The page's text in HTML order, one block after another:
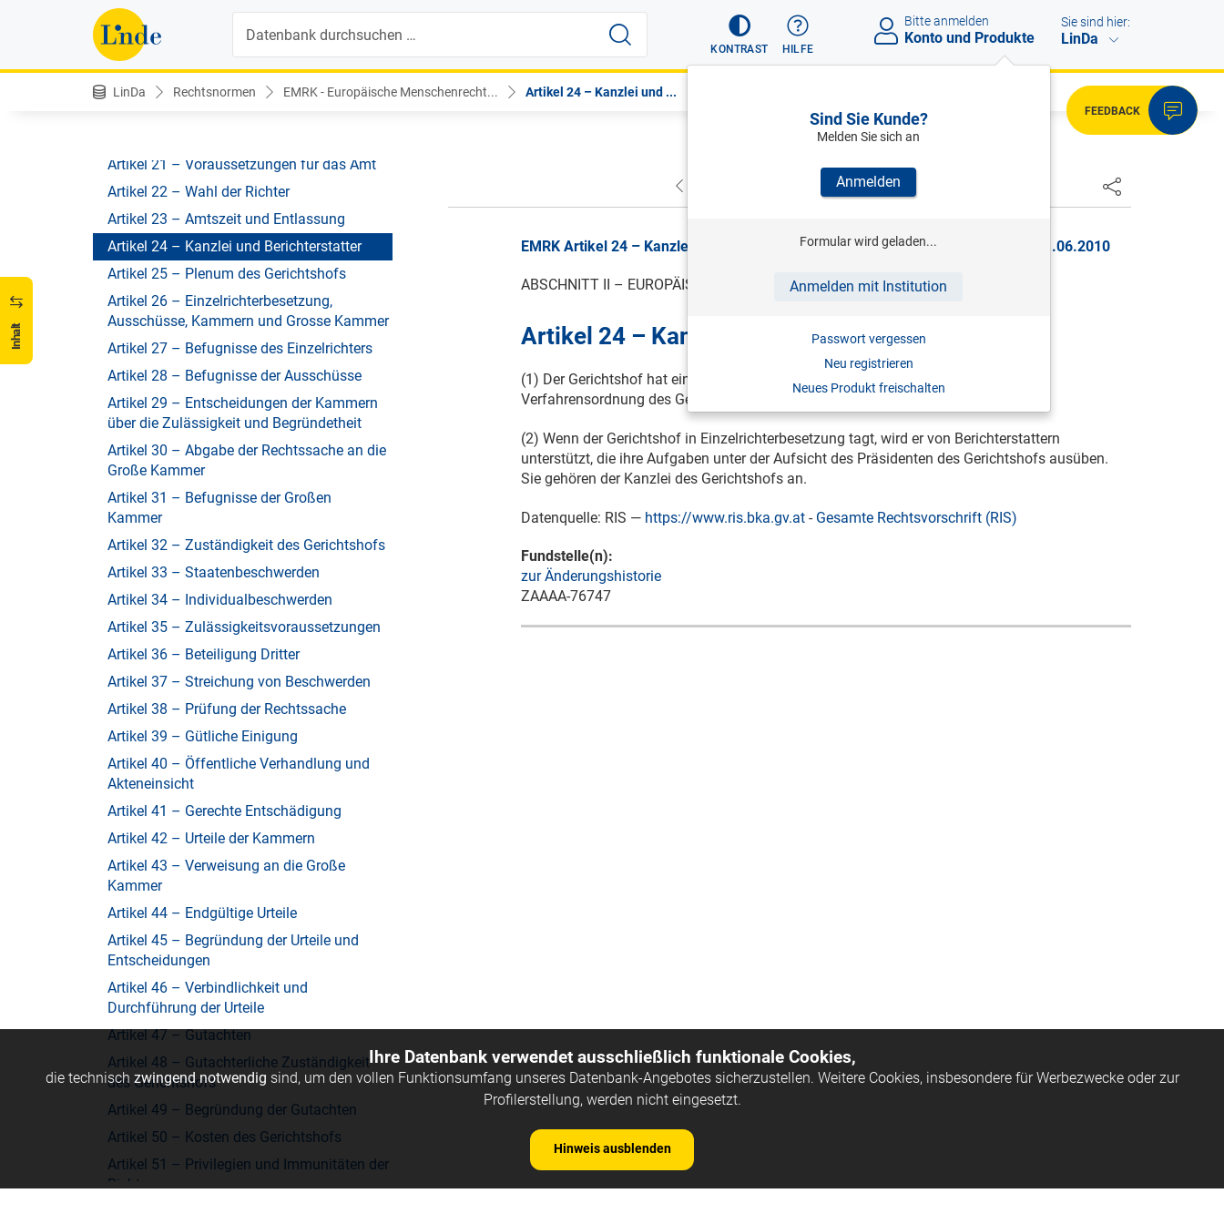
KONTRAST HILFE
Bitte anmelden
Konto und Produkte
Sind Sie Kunde?
Melden Sie sich an
Anmelden
Formular wird geladen...
Anmelden mit Institution
Passwort vergessen
Neu registrieren
Neues Produkt freischalten
Sie sind hier:
LinDa
LinDa Rechtsnormen EMRK - Europäische Menschenrecht... Artikel 24 – Kanzlei und ...
FEEDBACK
Inhalt
ABSCHNITT II – EUROPÄISCHER
GERICHTSHOF FÜR MENSCHENRECHTE
Artikel 19 – Errichtung des Gerichtshofs
Artikel 21 – Voraussetzungen für das Amt
Artikel 22 – Wahl der Richter
Artikel 23 – Amtszeit und Entlassung
Artikel 24 – Kanzlei und Berichterstatter
Artikel 25 – Plenum des Gerichtshofs
Artikel 26 – Einzelrichterbesetzung,
Ausschüsse, Kammern und Grosse Kammer
Artikel 27 – Befugnisse des Einzelrichters
Artikel 28 – Befugnisse der Ausschüsse
Artikel 29 – Entscheidungen der Kammern
über die Zulässigkeit und Begründetheit
Artikel 30 – Abgabe der Rechtssache an die
Große Kammer
Artikel 31 – Befugnisse der Großen
Kammer
Artikel 32 – Zuständigkeit des Gerichtshofs
Artikel 33 – Staatenbeschwerden
Artikel 34 – Individualbeschwerden
Artikel 35 – Zulässigkeitsvoraussetzungen
Artikel 36 – Beteiligung Dritter
Artikel 37 – Streichung von Beschwerden
Artikel 38 – Prüfung der Rechtssache
Artikel 39 – Gütliche Einigung
Artikel 40 – Öffentliche Verhandlung und
Akteneinsicht
Artikel 41 – Gerechte Entschädigung
Artikel 42 – Urteile der Kammern
Artikel 43 – Verweisung an die Große
Kammer
Artikel 44 – Endgültige Urteile
Artikel 45 – Begründung der Urteile und
Entscheidungen
Artikel 46 – Verbindlichkeit und
Durchführung der Urteile
Artikel 47 – Gutachten
Artikel 48 – Gutachterliche Zuständigkeit
des Gerichtshofs
Artikel 49 – Begründung der Gutachten
Artikel 50 – Kosten des Gerichtshofs
Artikel 51 – Privilegien und Immunitäten der
Richter
NÄCHSTER
EMRK Artikel 24 – Kanzlei und Berichterstatter, BGBl. III Nr. 47/2010, gültig ab 01.06.2010
ABSCHNITT II – EUROPÄISCHER GERICHTSHOF FÜR MENSCHENRECHTE
Artikel 24 – Kanzlei und Berichterstatter
(1) Der Gerichtshof hat eine Kanzlei, deren Aufgaben und Organisation in der
Verfahrensordnung des Gerichtshofs festgelegt werden.
(2) Wenn der Gerichtshof in Einzelrichterbesetzung tagt, wird er von Berichterstattern
unterstützt, die ihre Aufgaben unter der Aufsicht des Präsidenten des Gerichtshofs ausüben.
Sie gehören der Kanzlei des Gerichtshofs an.
Datenquelle: RIS — https://www.ris.bka.gv.at - Gesamte Rechtsvorschrift (RIS)
Fundstelle(n):
zur Änderungshistorie
ZAAAA-76747
Ihre Datenbank verwendet ausschließlich funktionale Cookies,
die technisch zwingend notwendig sind, um den vollen Funktionsumfang unseres Datenbank-Angebotes sicherzustellen. Weitere Cookies, insbesondere für Werbezwecke oder zur
Profilerstellung, werden nicht eingesetzt.
Hinweis ausblenden